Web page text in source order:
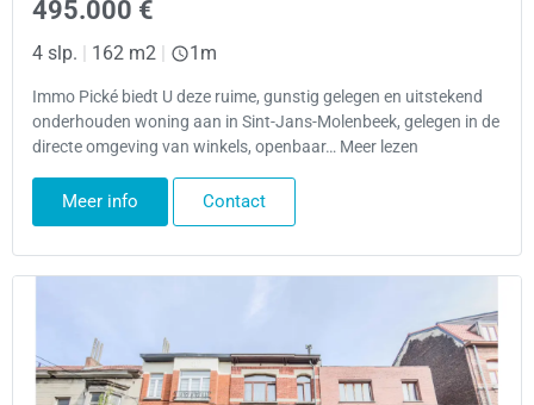
495.000 €
4 slp. | 162 m2 | 1m
Immo Pické biedt U deze ruime, gunstig gelegen en uitstekend
onderhouden woning aan in Sint-Jans-Molenbeek, gelegen in de
directe omgeving van winkels, openbaar… Meer lezen
Meer info Contact